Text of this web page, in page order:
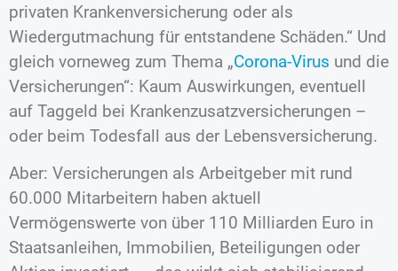
privaten Krankenversicherung oder als
Wiedergutmachung für entstandene Schäden.“ Und
gleich vorneweg zum Thema „Corona-Virus und die
Versicherungen“: Kaum Auswirkungen, eventuell
auf Taggeld bei Krankenzusatzversicherungen –
oder beim Todesfall aus der Lebensversicherung.
Aber: Versicherungen als Arbeitgeber mit rund
60.000 Mitarbeitern haben aktuell
Vermögenswerte von über 110 Milliarden Euro in
Staatsanleihen, Immobilien, Beteiligungen oder